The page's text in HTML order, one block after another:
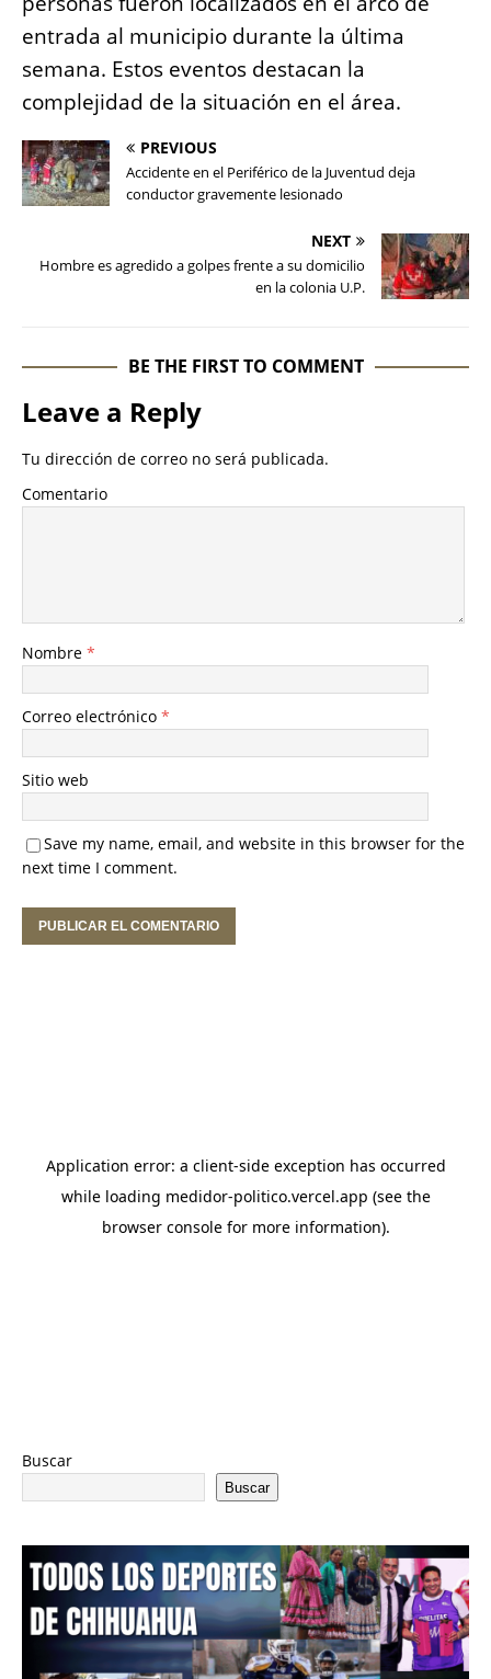
entrada al municipio durante la última
semana. Estos eventos destacan la
complejidad de la situación en el área.
PREVIOUS
Accidente en el Periférico de la Juventud deja
conductor gravemente lesionado
NEXT
Hombre es agredido a golpes frente a su domicilio
en la colonia U.P.
BE THE FIRST TO COMMENT
Leave a Reply
Tu dirección de correo no será publicada.
Comentario
Nombre *
Correo electrónico *
Sitio web
Save my name, email, and website in this browser for the
next time I comment.
Buscar
Buscar